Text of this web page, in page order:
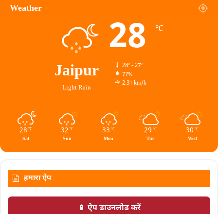
Weather
Jaipur
Light Rain
28 ℃
28º - 27º
77%
2.31 km/h
28 ℃
Sat
32 ℃
Sun
33 ℃
Mon
29 ℃
Tue
30 ℃
Wed
हमारा ऐप
📱 ऐप डाउनलोड करें